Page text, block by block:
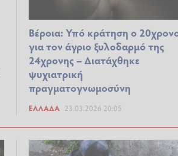
Βέροια: Υπό κράτηση ο
για τον άγριο ξυλοδαρμό της
24χρονης – Διατάχθηκε
ψυχιατρική
πραγματογνωμοσύνη
ΕΛΛΆΔΑ 23.03.2026 20:05